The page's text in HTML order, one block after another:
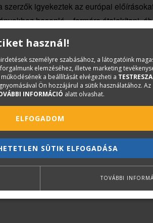
szerzők igyekeztek az európai
hasonló – formára átalakítani,
használ!
személyre szabásához, a látogatóink
elemzéséhez, illetve marketing
a beállítását elvégezheti a
Ön hozzájárul a sütik használatához. Az
INFORMÁCIÓ alatt olvashat.
ELFOGADOM
SÜTIK ELFOGADÁSA
TOVÁBBI